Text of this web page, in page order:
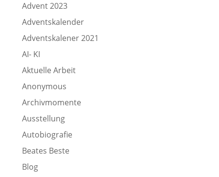
Advent 2023
Adventskalender
Adventskalener 2021
AI- KI
Aktuelle Arbeit
Anonymous
Archivmomente
Ausstellung
Autobiografie
Beates Beste
Blog